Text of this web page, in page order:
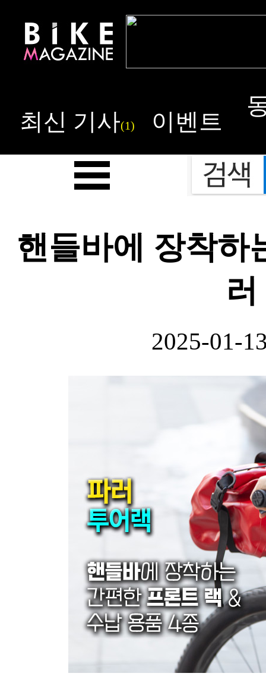
최신 기사(1) 이벤트
핸들바에 장착하
2025-01-